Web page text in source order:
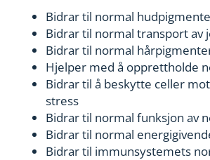
Bidrar til normal
Bidrar til normal transport av
Bidrar til normal
Hjelper med å opprettholde
Bidrar til å beskytte celler
stress
Bidrar til normal funksjon av
Bidrar til normal
Bidrar til immunsystemets